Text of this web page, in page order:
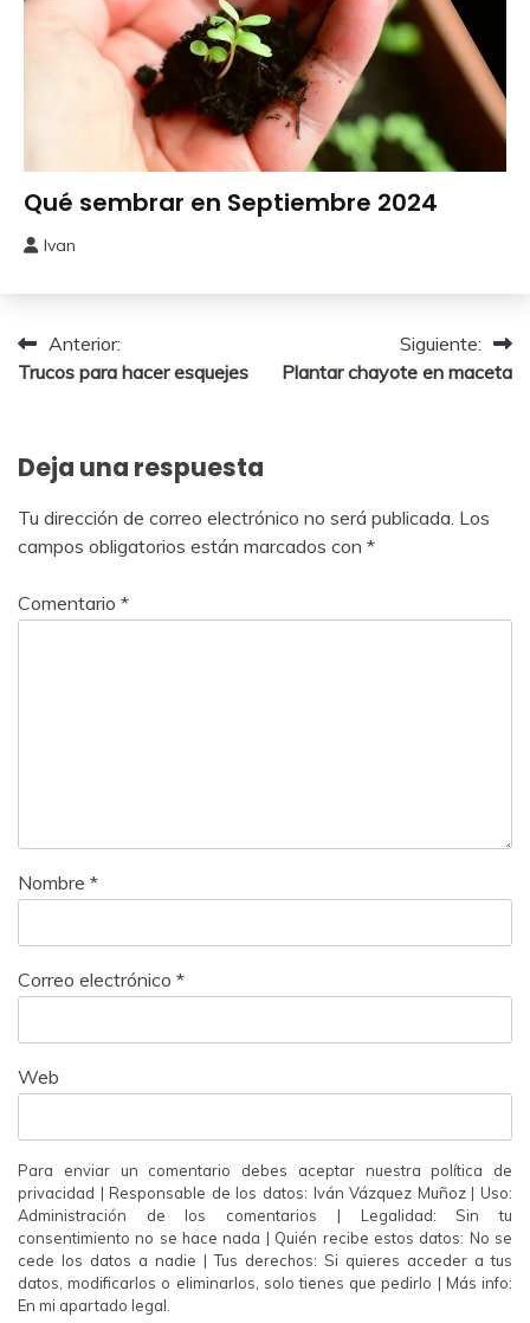
calendario
de
siembra
Qué sembrar en Septiembre 2024
agosto,
Ivan
Navegación
de
Anterior:
Trucos para hacer esquejes
Siguiente:
Plantar chayote en maceta
Deja una respuesta
Tu dirección de correo electrónico no será publicada. Los
campos obligatorios están marcados con *
Comentario *
Nombre *
Correo electrónico *
Web
Para enviar un comentario debes aceptar nuestra política de
privacidad | Responsable de los datos: Iván Vázquez Muñoz | Uso:
Administración de los comentarios | Legalidad: Sin tu
consentimiento no se hace nada | Quién recibe estos datos: No se
cede los datos a nadie | Tus derechos: Si quieres acceder a tus
datos, modificarlos o eliminarlos, solo tienes que pedirlo | Más info:
En mi apartado legal.